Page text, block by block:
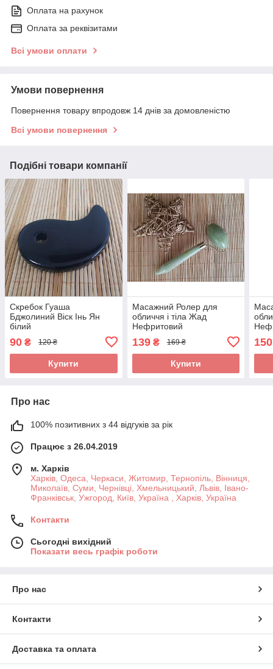
Оплата на рахунок
Оплата за реквізитами
Всі умови оплати
Умови повернення
Повернення товару впродовж 14 днів за домовленістю
Всі умови повернення
Подібні товари компанії
Скребок Гуаша
Бджолиний Віск Інь Ян
білий
90 ₴ 120 ₴
Купити
Масажний Ролер для
обличчя і тіла Жад
Нефритовий
139₴ 169 ₴
Купити
150
Про нас
100% позитивних з 44 відгуків за рік
Працює з 26.04.2019
м. Харків
Харків, Одеса, Черкаси, Житомир, Тернопіль, Вінниця,
Миколаїв, Суми, Чернівці, Хмельницький, Львів, Івано-
Франківськ, Ужгород, Київ, Україна , Харків, Україна
Контакти
Сьогодні вихідний
Показати весь графік роботи
Про нас
Контакти
Доставка та оплата